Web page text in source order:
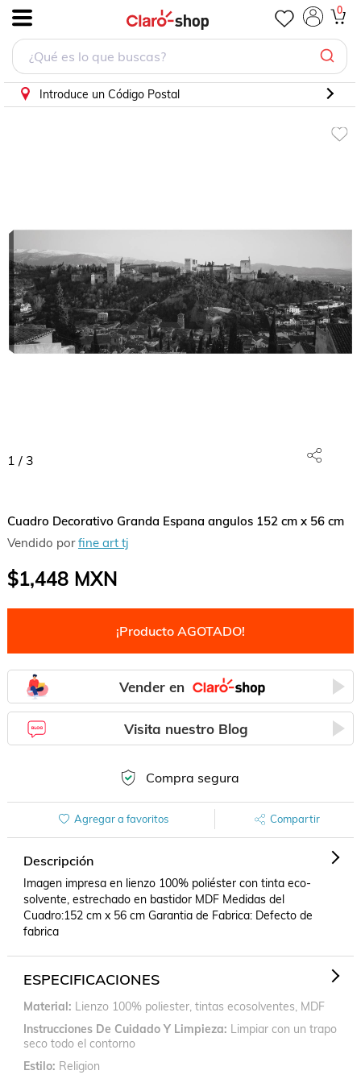
0
Introduce un Código Postal
1 / 3
Cuadro Decorativo Granda Espana angulos 152 cm x 56 cm
Vendido porfine art tj
$1,448MXN
¡Producto AGOTADO!
Vender en
Visita nuestro Blog
Compra segura
Agregar a favoritos Compartir
Descripción
Imagen impresa en lienzo 100% poliéster con tinta eco-
solvente, estrechado en bastidor MDF Medidas del
Cuadro:152 cm x 56 cm Garantia de Fabrica: Defecto de
fabrica
ESPECIFICACIONES
Material Lienzo 100% poliester, tintas ecosolventes, MDF
Instrucciones De Cuidado Y Limpieza Limpiar con un trapo
seco todo el contorno
Estilo Religion